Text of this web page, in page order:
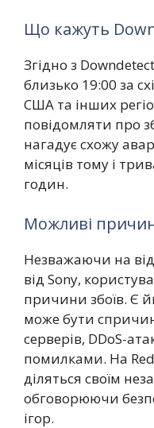
Що кажуть
Згідно з
близько 19:00 за
США та інших
повідомляти про
нагадує схожу
місяців тому і
годин.
Можливі
Незважаючи на
від Sony,
причини збоїв. Є
може бути
серверів, DDoS-
помилками. На
діляться своїм
обговорюючи
ігор.